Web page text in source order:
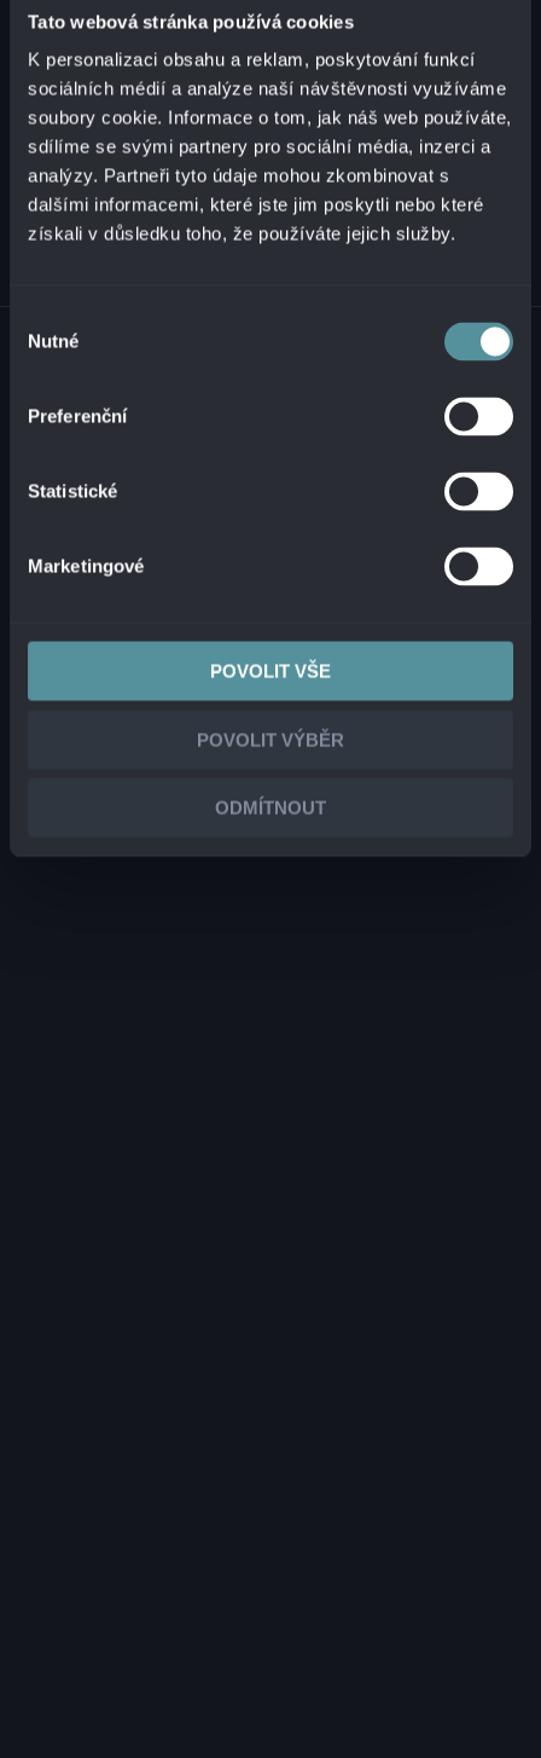
Tato webová stránka používá cookies
K personalizaci obsahu a reklam, poskytování funkcí
sociálních médií a analýze naší návštěvnosti využíváme
soubory cookie. Informace o tom, jak náš web používáte,
sdílíme se svými partnery pro sociální média, inzerci a
analýzy. Partneři tyto údaje mohou zkombinovat s
dalšími informacemi, které jste jim poskytli nebo které
získali v důsledku toho, že používáte jejich služby.
souhlasu
Nutné
Preferenční
Statistické
Marketingové
POVOLIT VŠE
POVOLIT VÝBĚR
ODMÍTNOUT
+421 2 321 12 500
info@alanata.sk
© 2026 ALANATA •
NAHLÁŠENÍ